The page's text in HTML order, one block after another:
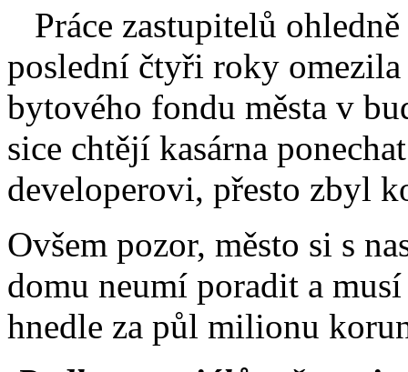
Práce zastupitelů
poslední čtyři roky
bytového fondu města v
sice chtějí kasárna
developerovi, přesto zbyl
Ovšem pozor, město si s
domu neumí poradit a
hnedle za půl milionu